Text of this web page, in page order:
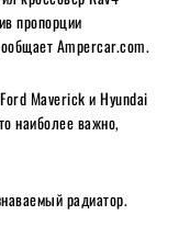
пропорции
Ampercar.com.
Maverick и Hyundai
наиболее важно,
радиатор.